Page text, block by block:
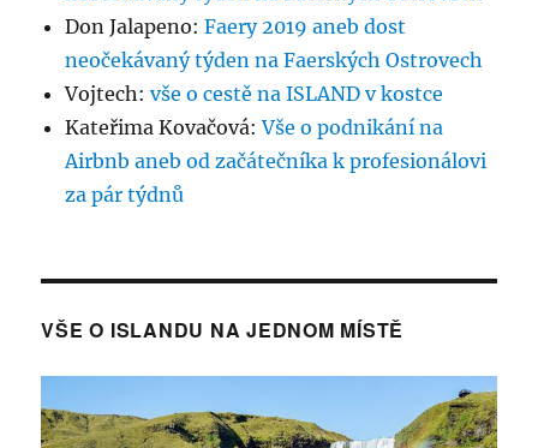
Don Jalapeno:Faery 2019 aneb dost
neočekávaný týden na Faerských Ostrovech
Vojtech:vše o cestě na ISLAND v kostce
Kateřima Kovačová:Vše o podnikání na
Airbnb aneb od začátečníka k profesionálovi
za pár týdnů
VŠE O ISLANDU NA JEDNOM MÍSTĚ